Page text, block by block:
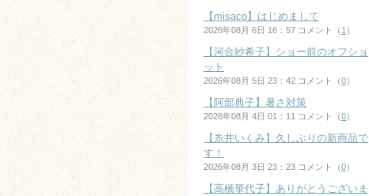
【misaco】はじめまして
2026年08月 6日 16：57 コメント（ 1 ）
【河合紗希子】ショー前のオフショ
ット
2026年08月 5日 23：42 コメント（0）
【阿部典子】暑さ対策
2026年08月 4日 01：11 コメント（0）
【糸井いくみ】久しぶりの新商品で
す！
2026年08月 3日 23：23 コメント（0）
【高橋華代子】ありがとうございま